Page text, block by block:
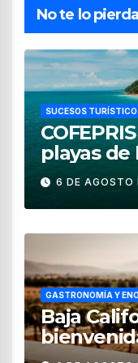
No te lo
SUCESOS
playas de
para uso
6 DE AGOSTO
GASTRONOMÍA Y
Baja
vendimia